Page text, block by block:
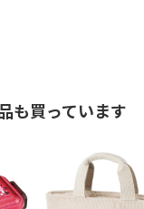
も買っています